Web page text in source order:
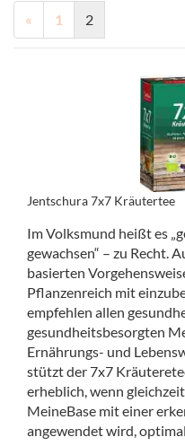
« 1 2
Jentschura 7x7 Kräutertee
Im Volksmund heißt es
gewachsen“ – zu Recht.
basierten
Pflanzenreich mit
empfehlen allen
gesundheitsbesorgten
Ernährungs- und
stützt der 7x7
erheblich, wenn
MeineBase mit einer
angewendet wird,